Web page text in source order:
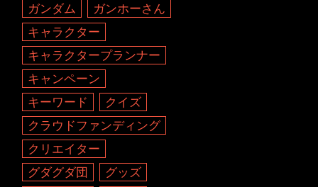
ガンダム
ガンホーさん
キャラクター
キャラクタープランナー
キャンペーン
キーワード
クイズ
クラウドファンディング
クリエイター
グダグダ団
グッズ